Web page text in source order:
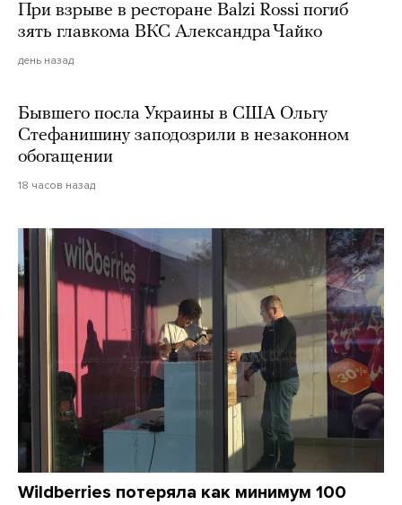
При взрыве в ресторане Balzi Rossi погиб
зять главкома ВКС Александра Чайко
день назад
Бывшего посла Украины в США Ольгу
Стефанишину заподозрили в незаконном
обогащении
18 часов назад
Wildberries потеряла как минимум 100